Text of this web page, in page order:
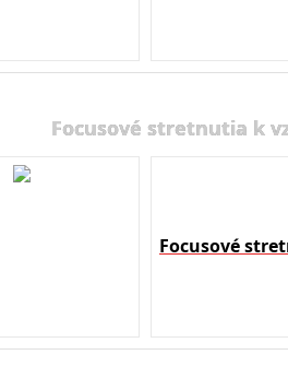
Focusové stretnutia k
Focusové